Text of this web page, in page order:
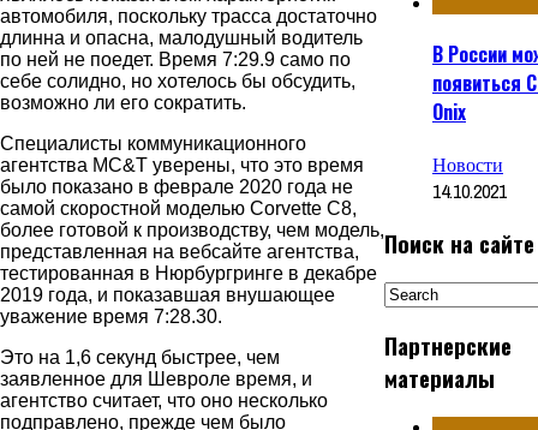
автомобиля, поскольку трасса достаточно
длинна и опасна, малодушный водитель
по ней не поедет. Время 7:29.9 само по
себе солидно, но хотелось бы обсудить,
возможно ли его сократить.
Специалисты коммуникационного
агентства MC&T уверены, что это время
было показано в феврале 2020 года не
самой скоростной моделью Corvette C8,
более готовой к производству, чем модель,
представленная на вебсайте агентства,
тестированная в Нюрбургринге в декабре
2019 года, и показавшая внушающее
уважение время 7:28.30.
Это на 1,6 секунд быстрее, чем
заявленное для Шевроле время, и
агентство считает, что оно несколько
подправлено, прежде чем было
В России
появиться
Onix
Новости
14.10.2021
Поиск на сайте
Партнерские
материалы